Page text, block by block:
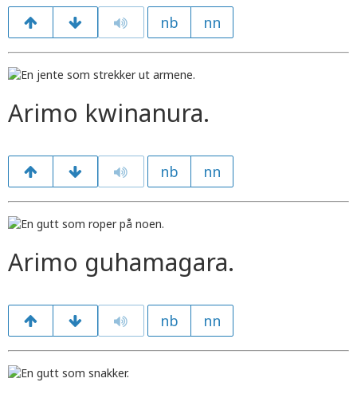
nb nn
Arimo kwinanura.
nb nn
Arimo guhamagara.
nb nn